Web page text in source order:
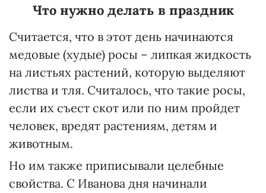
Что нужно делать в праздник
Считается, что в этот день начинаются
медовые (худые) росы – липкая жидкость
на листьях растений, которую выделяют
листва и тля. Считалось, что такие росы,
если их съест скот или по ним пройдет
человек, вредят растениям, детям и
животным.
Но им также приписывали целебные
свойства. С Иванова дня начинали